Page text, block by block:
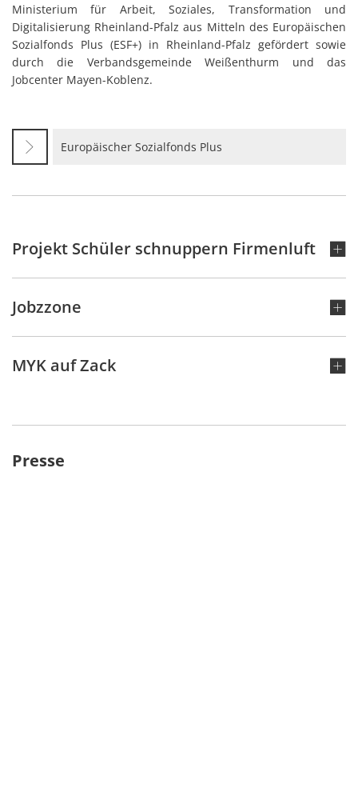
Ministerium für Arbeit, Soziales, Transformation und
Digitalisierung Rheinland-Pfalz aus Mitteln des Europäischen
Sozialfonds Plus (ESF+) in Rheinland-Pfalz gefördert sowie
durch die Verbandsgemeinde Weißenthurm und das
Jobcenter Mayen-Koblenz.
Europäischer Sozialfonds Plus
Projekt Schüler schnuppern Firmenluft
Jobzzone
MYK auf Zack
Presse